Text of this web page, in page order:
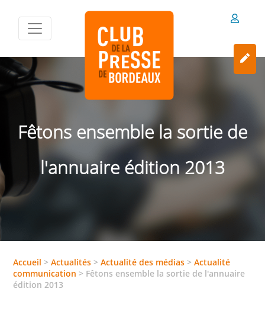
Fêtons ensemble la sortie de
l'annuaire édition 2013
Accueil >Actualités >Actualité des médias >Actualité
communication > Fêtons ensemble la sortie de l'annuaire
édition 2013